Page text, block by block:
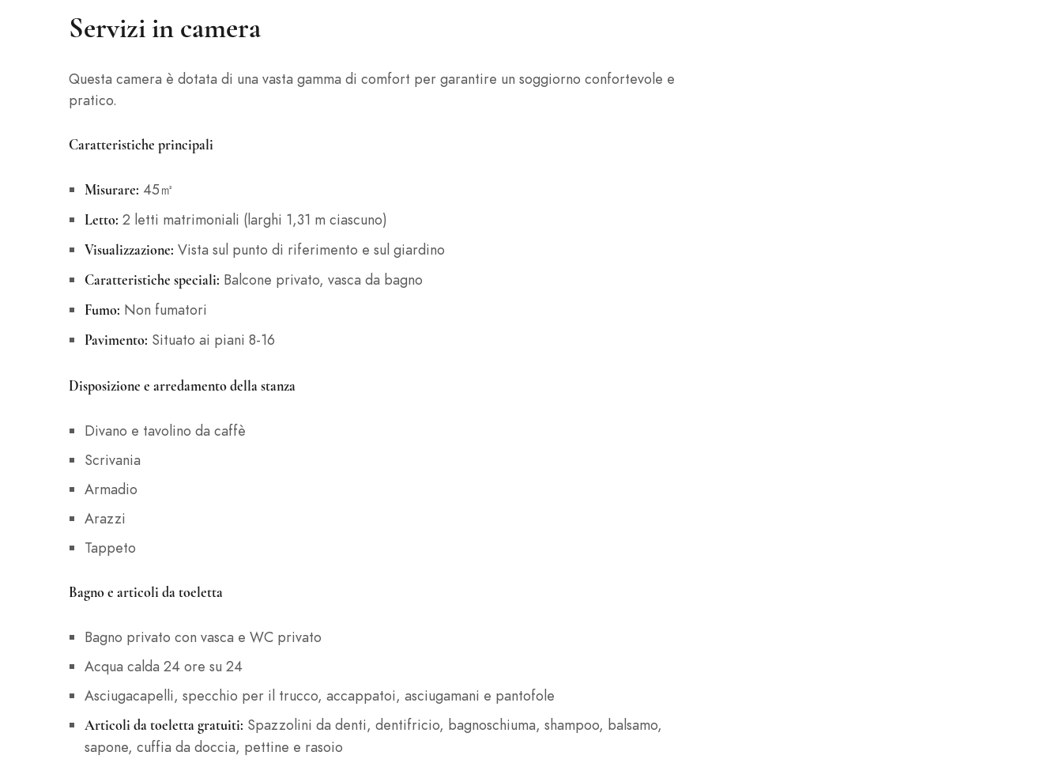
Servizi in camera
Questa camera è dotata di una vasta gamma di comfort per garantire un soggiorno confortevole e
pratico.
Caratteristiche principali
Misurare: 45㎡
Letto: 2 letti matrimoniali (larghi 1,31 m ciascuno)
Visualizzazione: Vista sul punto di riferimento e sul giardino
Caratteristiche speciali: Balcone privato, vasca da bagno
Fumo: Non fumatori
Pavimento: Situato ai piani 8-16
Disposizione e arredamento della stanza
Divano e tavolino da caffè
Scrivania
Armadio
Arazzi
Tappeto
Bagno e articoli da toeletta
Bagno privato con vasca e WC privato
Acqua calda 24 ore su 24
Asciugacapelli, specchio per il trucco, accappatoi, asciugamani e pantofole
Articoli da toeletta gratuiti: Spazzolini da denti, dentifricio, bagnoschiuma, shampoo, balsamo,
sapone, cuffia da doccia, pettine e rasoio